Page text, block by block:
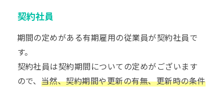
契約社員
期間の定めがある有期雇用の従業員が契約社員で
す。
契約社員は契約期間についての定めがございます
ので、 当然、契約期間や更新の有無、更新時の条件